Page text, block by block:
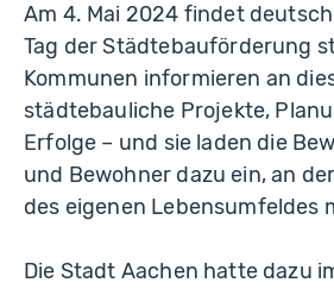
Am 4. Mai 2024 findet
Tag der Städtebauförderung
Kommunen informieren an
städtebauliche Projekte,
Erfolge – und sie laden die
und Bewohner dazu ein, an
des eigenen Lebensumfeldes
Die Stadt Aachen hatte dazu